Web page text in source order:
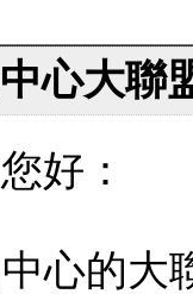
心大聯
好：
心的大